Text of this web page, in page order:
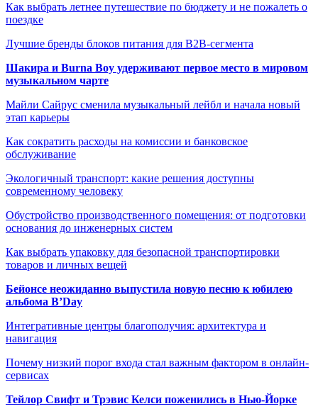
Как выбрать летнее путешествие по бюджету и не пожалеть о
поездке
Лучшие бренды блоков питания для B2B-сегмента
Шакира и Burna Boy удерживают первое место в мировом
музыкальном чарте
Майли Сайрус сменила музыкальный лейбл и начала новый
этап карьеры
Как сократить расходы на комиссии и банковское
обслуживание
Экологичный транспорт: какие решения доступны
современному человеку
Обустройство производственного помещения: от подготовки
основания до инженерных систем
Как выбрать упаковку для безопасной транспортировки
товаров и личных вещей
Бейонсе неожиданно выпустила новую песню к юбилею
альбома B’Day
Интегративные центры благополучия: архитектура и
навигация
Почему низкий порог входа стал важным фактором в онлайн-
сервисах
Тейлор Свифт и Трэвис Келси поженились в Нью-Йорке